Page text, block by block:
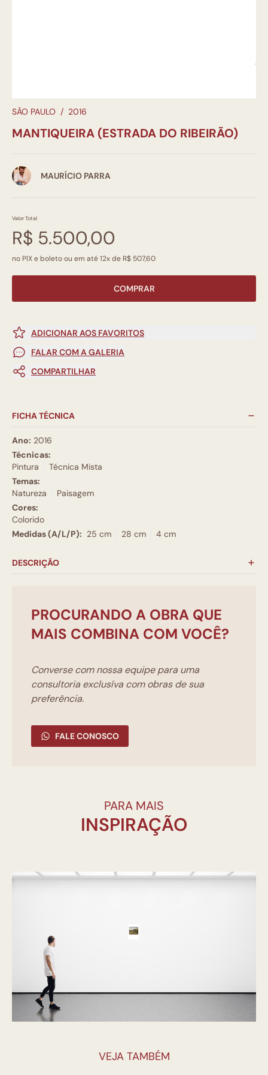
SÃO PAULO / 2016
MANTIQUEIRA (ESTRADA DO RIBEIRÃO)
MAURÍCIO PARRA
Valor Total
R$ 5.500,00
no PIX e boleto ou em até 12x de R$ 507,60
COMPRAR
ADICIONAR AOS FAVORITOS
FALAR COM A GALERIA
COMPARTILHAR
FICHA TÉCNICA
Ano: 2016
Técnicas:
Pintura
Técnica Mista
Temas:
Natureza
Paisagem
Cores:
Colorido
Medidas (A/L/P): 25 cm 28 cm 4 cm
DESCRIÇÃO
PROCURANDO A OBRA QUE
MAIS COMBINA COM VOCÊ?
Converse com nossa equipe para uma
consultoria exclusíva com obras de sua
preferência.
FALE CONOSCO
PARA MAIS
INSPIRAÇÃO
VEJA TAMBÉM